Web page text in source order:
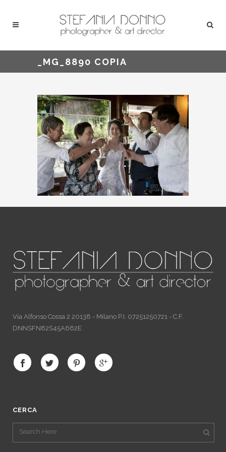
_MG_8890 COPIA
Via Alfonso Cossa 2 20138 - Milano P.I. 07251250721 - C.F.
DNNSFN82S45A662E
CERCA